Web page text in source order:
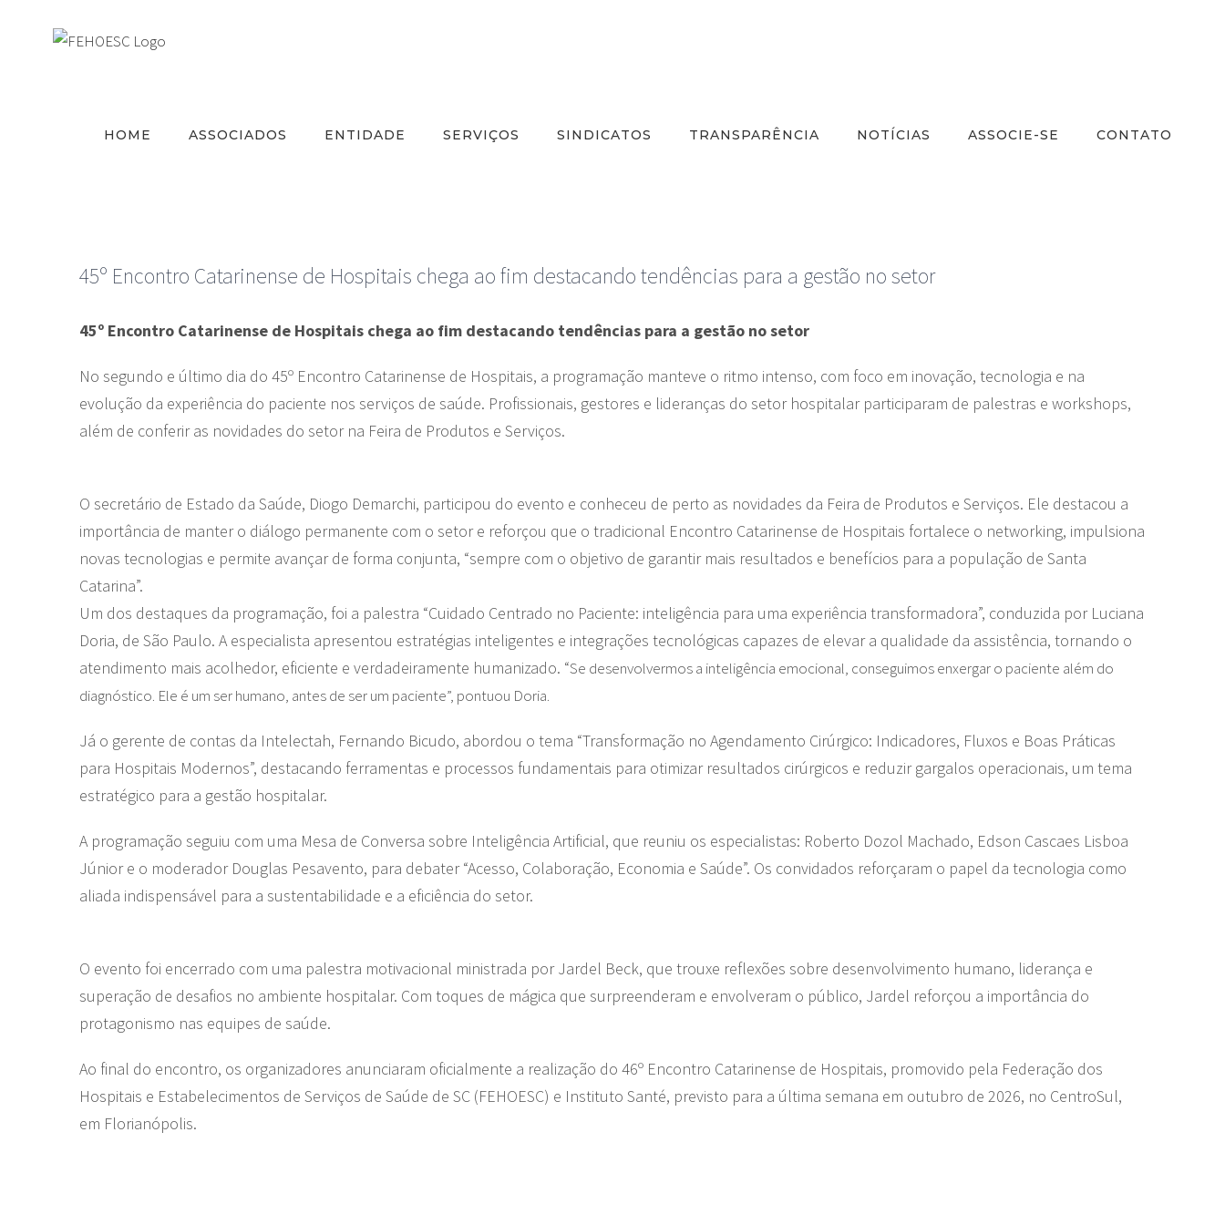
HOME ASSOCIADOS ENTIDADE SERVIÇOS SINDICATOS TRANSPARÊNCIA NOTÍCIAS ASSOCIE-SE CONTATO
45º Encontro Catarinense de Hospitais chega ao fim destacando tendências para a gestão no setor
45º Encontro Catarinense de Hospitais chega ao fim destacando tendências para a gestão no setor
No segundo e último dia do 45º Encontro Catarinense de Hospitais, a programação manteve o ritmo intenso, com foco em inovação, tecnologia e na
evolução da experiência do paciente nos serviços de saúde. Profissionais, gestores e lideranças do setor hospitalar participaram de palestras e workshops,
além de conferir as novidades do setor na Feira de Produtos e Serviços.
O secretário de Estado da Saúde, Diogo Demarchi, participou do evento e conheceu de perto as novidades da Feira de Produtos e Serviços. Ele destacou a
importância de manter o diálogo permanente com o setor e reforçou que o tradicional Encontro Catarinense de Hospitais fortalece o networking, impulsiona
novas tecnologias e permite avançar de forma conjunta, “sempre com o objetivo de garantir mais resultados e benefícios para a população de Santa
Catarina”.
Um dos destaques da programação, foi a palestra “Cuidado Centrado no Paciente: inteligência para uma experiência transformadora”, conduzida por Luciana
Doria, de São Paulo. A especialista apresentou estratégias inteligentes e integrações tecnológicas capazes de elevar a qualidade da assistência, tornando o
atendimento mais acolhedor, eficiente e verdadeiramente humanizado. “Se desenvolvermos a inteligência emocional, conseguimos enxergar o paciente além do
diagnóstico. Ele é um ser humano, antes de ser um paciente”, pontuou Doria.
Já o gerente de contas da Intelectah, Fernando Bicudo, abordou o tema “Transformação no Agendamento Cirúrgico: Indicadores, Fluxos e Boas Práticas
para Hospitais Modernos”, destacando ferramentas e processos fundamentais para otimizar resultados cirúrgicos e reduzir gargalos operacionais, um tema
estratégico para a gestão hospitalar.
A programação seguiu com uma Mesa de Conversa sobre Inteligência Artificial, que reuniu os especialistas: Roberto Dozol Machado, Edson Cascaes Lisboa
Júnior e o moderador Douglas Pesavento, para debater “Acesso, Colaboração, Economia e Saúde”. Os convidados reforçaram o papel da tecnologia como
aliada indispensável para a sustentabilidade e a eficiência do setor.
O evento foi encerrado com uma palestra motivacional ministrada por Jardel Beck, que trouxe reflexões sobre desenvolvimento humano, liderança e
superação de desafios no ambiente hospitalar. Com toques de mágica que surpreenderam e envolveram o público, Jardel reforçou a importância do
protagonismo nas equipes de saúde.
Ao final do encontro, os organizadores anunciaram oficialmente a realização do 46º Encontro Catarinense de Hospitais, promovido pela Federação dos
Hospitais e Estabelecimentos de Serviços de Saúde de SC (FEHOESC) e Instituto Santé, previsto para a última semana em outubro de 2026, no CentroSul,
em Florianópolis.